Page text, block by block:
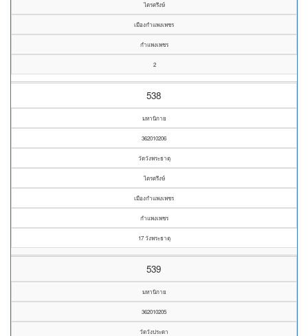
ไตรตรึงษ์
เมืองกำแพงเพชร
กำแพงเพชร
2
538
มหานิกาย
362010206
วัดวังพระธาตุ
ไตรตรึงษ์
เมืองกำแพงเพชร
กำแพงเพชร
17 วังพระธาตุ
539
มหานิกาย
362010205
วัดวังประดา